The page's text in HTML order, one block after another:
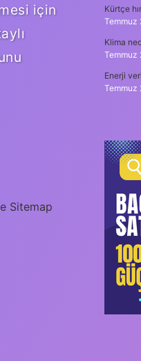
için
Sitemap
Kürtçe
Temmuz
Klima
Temmuz
Enerji
Temmuz